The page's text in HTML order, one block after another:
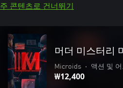
주 콘텐츠로 건너뛰기
머더 미스터리
Microids • 액션 및 어
₩12,400